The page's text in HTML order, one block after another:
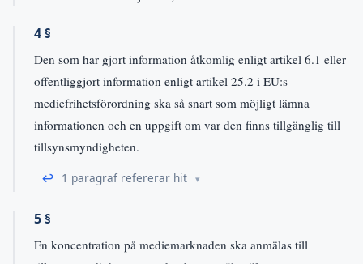
4 §
Den som har gjort information åtkomlig enligt artikel 6.1 eller
offentliggjort information enligt artikel 25.2 i EU:s
mediefrihetsförordning ska så snart som möjligt lämna
informationen och en uppgift om var den finns tillgänglig till
tillsynsmyndigheten.
↩ 1 paragraf refererar hit
5 §
En koncentration på mediemarknaden ska anmälas till